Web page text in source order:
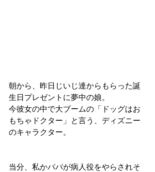
朝から、昨日じいじ達からもらった誕
生日プレゼントに夢中の娘。
今彼女の中で大ブームの「ドッグはお
もちゃドクター」と言う、ディズニー
のキャラクター。
当分、私かパパが病人役をやらされそ